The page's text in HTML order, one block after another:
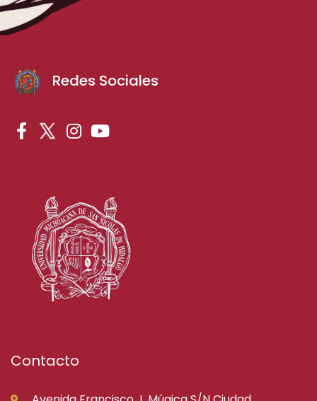
Redes Sociales
Contacto